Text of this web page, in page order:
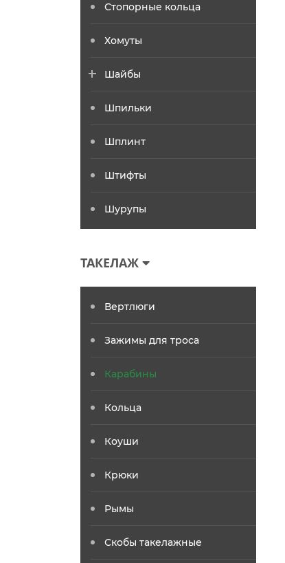
Стопорные кольца
Хомуты
Шайбы
Шпильки
Шплинт
Штифты
Шурупы
ТАКЕЛАЖ
Вертлюги
Зажимы для троса
Карабины
Кольца
Коуши
Крюки
Рымы
Скобы такелажные